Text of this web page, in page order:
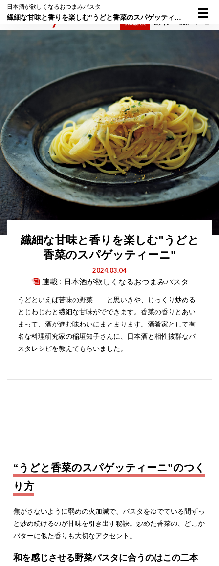
日本酒が欲しくなるおつまみパスタ
繊細な甘味と香りを楽しむ"うどと香菜のスパゲッティーニ"
繊細な甘味と香りを楽しむ"うどと
香菜のスパゲッティーニ"
2024.03.04
連載 : 日本酒が欲しくなるおつまみパスタ
うどといえば苦味の野菜……と思いきや、じっくり炒める
とじわじわと繊細な甘味がでできます。香菜の香りとあい
まって、酒が進む味わいにまとまります。酒肴家として有
名な料理研究家の稲垣知子さんに、日本酒と相性抜群なパ
スタレシピを教えてもらいました。
“うどと香菜のスパゲッティーニ”のつく
り方
焦がさないように弱めの火加減で、パスタをゆでている間ずっ
と炒め続けるのが甘味を引き出す秘訣。炒めた香菜の、どこか
バターに似た香りも大切なアクセント。
和を感じさせる野菜パスタに合うのはこの二本